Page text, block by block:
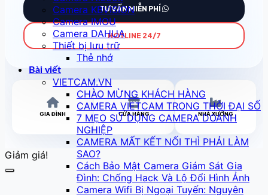
Camera KBVISION
Camera IMOU
Camera DAHUA
Thiết bị lưu trữ
Thẻ nhớ
Bài viết
VIETCAM.VN
CHÀO MỪNG KHÁCH HÀNG
CAMERA VIETCAM TRONG THỜI ĐẠI SỐ
7 MẸO SỬ DỤNG CAMERA DOANH
NGHIỆP
CAMERA MẤT KẾT NỐI THÌ PHẢI LÀM
SAO?
Cách Bảo Mật Camera Giám Sát Gia
Đình: Chống Hack Và Lộ Đổi Hình Ảnh
Camera Wifi Bị Ngoại Tuyến: Nguyên
TƯ VẤN MIỄN PHÍ
HOTLINE 24/7
GIA ĐÌNH CỬA HÀNG NHÀ XƯỞNG
Giảm giá!